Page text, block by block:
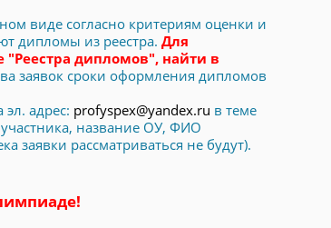
виде согласно критериям оценки и
дипломы из реестра. Для
дипломов", найти в
заявок сроки оформления дипломов
адрес: profyspex@yandex.ru в теме
название ОУ, ФИО
заявки рассматриваться не будут).